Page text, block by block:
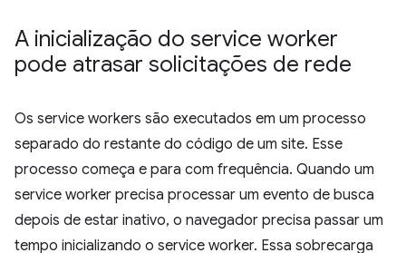
A inicialização do service worker
pode atrasar solicitações de rede
Os service workers são executados em um processo
separado do restante do código de um site. Esse
processo começa e para com frequência. Quando um
service worker precisa processar um evento de busca
depois de estar inativo, o navegador precisa passar um
tempo inicializando o service worker. Essa sobrecarga